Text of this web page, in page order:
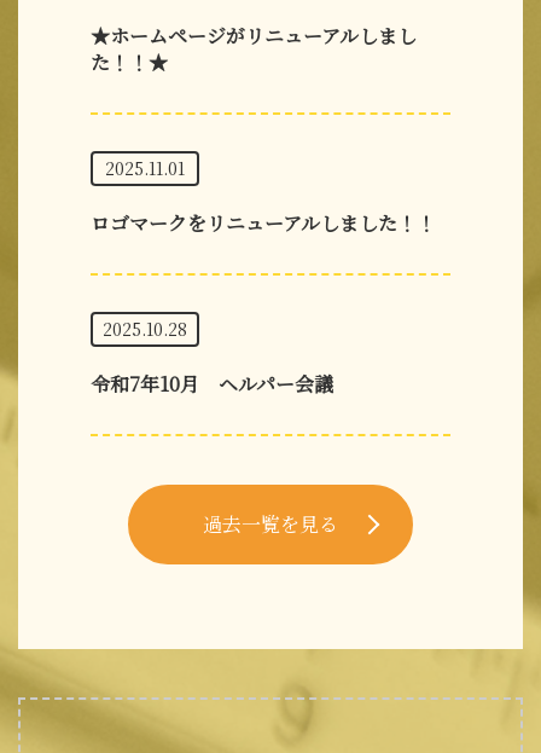
★ホームページがリニューアルしまし
た！！★
2025.11.01
ロゴマークをリニューアルしました！！
2025.10.28
令和7年10月 ヘルパー会議
過去一覧を見る